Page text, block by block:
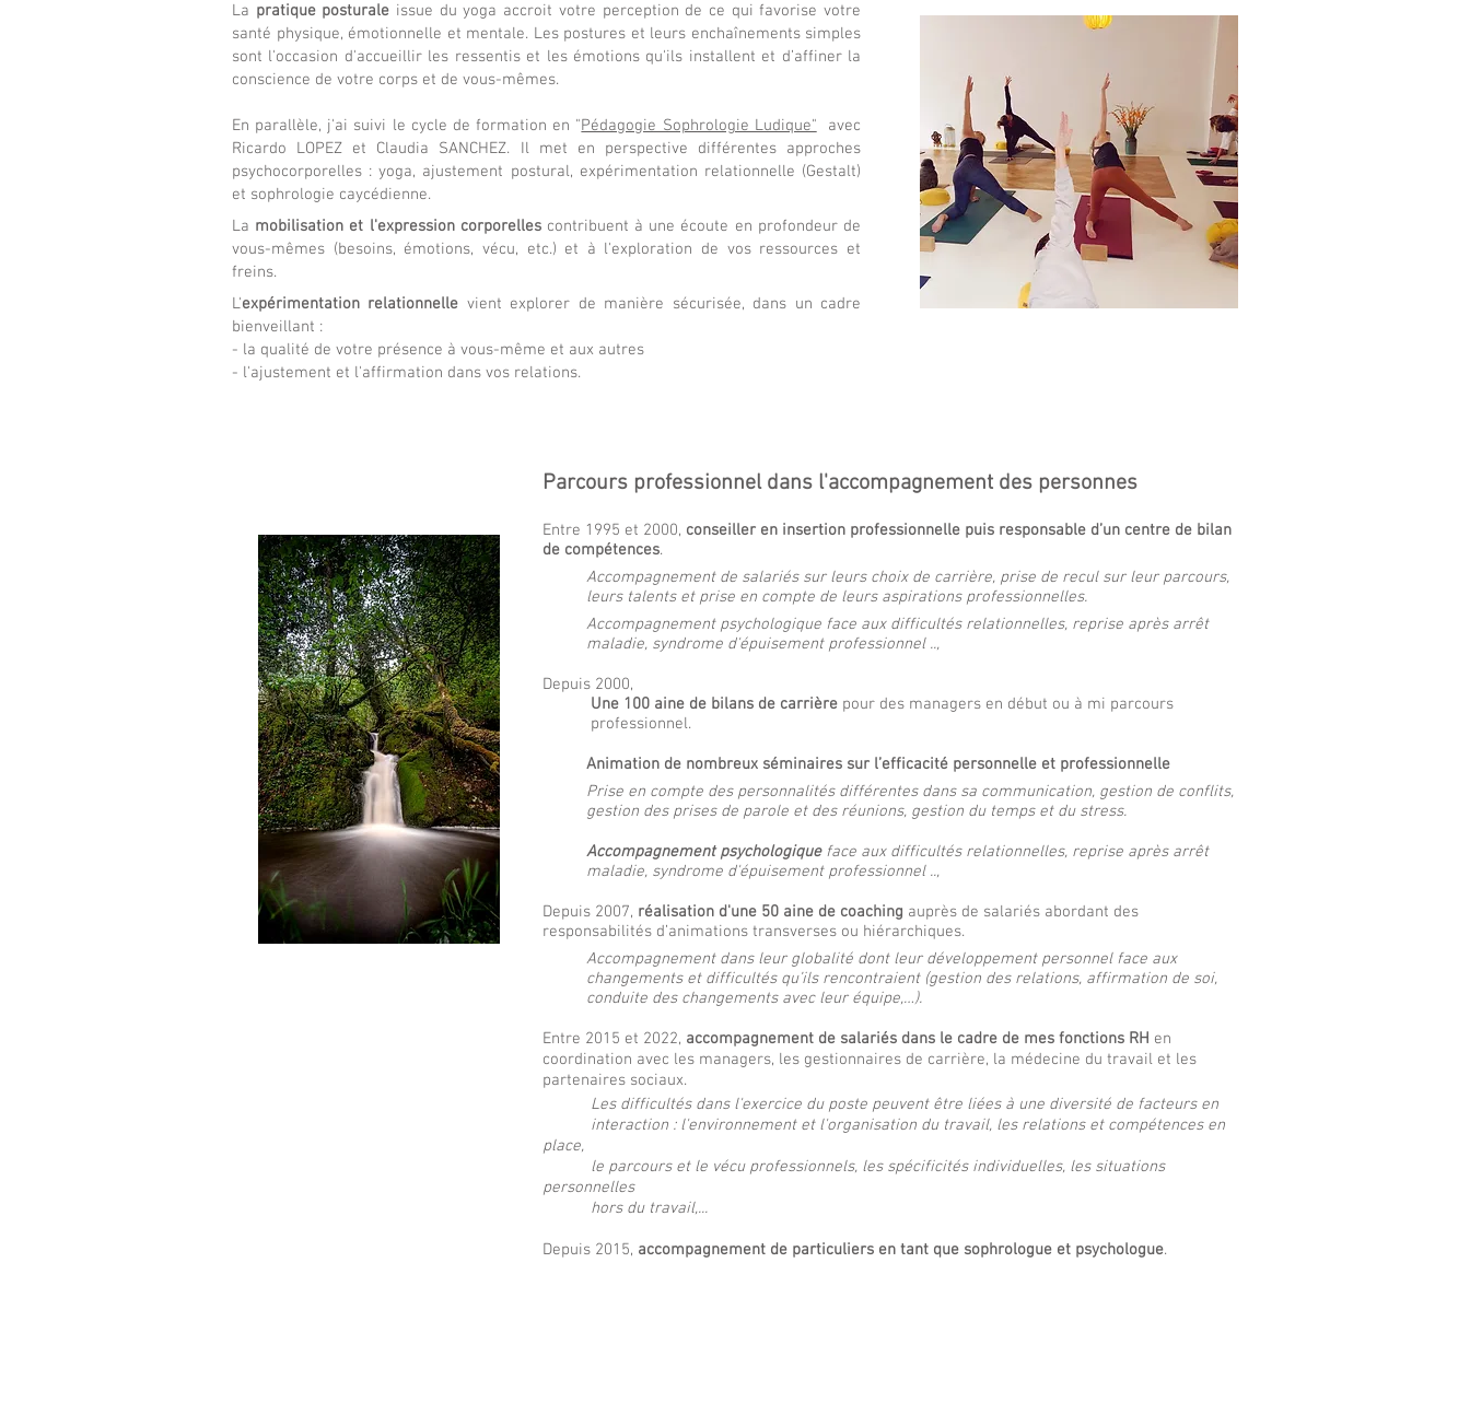
La pratique posturale issue du yoga accroit votre perception de ce qui favorise votre
santé physique, émotionnelle et mentale. Les postures et leurs enchaînements simples
sont l'occasion d'accueillir les ressentis et les émotions qu'ils installent et d’affiner la
conscience de votre corps et de vous-mêmes.
En parallèle, j'ai suivi le cycle de formation en "Pédagogie Sophrologie Ludique"
avec
Ricardo LOPEZ et Claudia SANCHEZ. Il met en perspective différentes approches
psychocorporelles : yoga, ajustement postural, expérimentation relationnelle (Gestalt)
et sophrologie caycédienne.
La mobilisation et l'expression corporellescontribuent à une écoute en profondeur de
vous-mêmes (besoins, émotions, vécu, etc.) et à l'exploration de vos ressources et
freins.
L'expérimentation relationnelle vient explorer de manière sécurisée, dans un cadre
bienveillant :
- la qualité de votre présence à vous-même et aux autres
- l'ajustement et l'affirmation dans vos relations.
Parcours professionnel dans l'accompagnement des personnes
Entre 1995 et 2000, conseiller en insertion professionnelle puis responsable d’un centre de bilan
de compétences.
Accompagnement de salariés sur leurs choix de carrière, prise de recul sur leur parcours,
leurs talents et prise en compte de leurs aspirations professionnelles.
Accompagnement psychologique face aux difficultés relationnelles, reprise après arrêt
maladie, syndrome d'épuisement professionnel ..,
Depuis 2000,
Une 100 aine de bilans de carrière pour des managers en début ou à mi parcours
professionnel.
Animation de nombreux séminaires sur l’efficacité personnelle et professionnelle
Prise en compte des personnalités différentes dans sa communication, gestion de conflits,
gestion des prises de parole et des réunions, gestion du temps et du stress.
Accompagnement psychologique face aux difficultés relationnelles, reprise après arrêt
maladie, syndrome d'épuisement professionnel ..,
Depuis 2007, réalisation d'une 50 aine de coaching auprès de salariés abordant des
responsabilités d’animations transverses ou hiérarchiques.
Accompagnement dans leur globalité dont leur développement personnel face aux
changements et difficultés qu’ils rencontraient (gestion des relations, affirmation de soi,
conduite des changements avec leur équipe,…).
Entre 2015 et 2022, accompagnement de salariés dans le cadre de mes fonctions RH en
coordination avec les managers, les gestionnaires de carrière, la médecine du travail et les
partenaires sociaux.
Les difficultés dans l'exercice du poste peuvent être liées à une diversité de facteurs en
interaction : l'environnement et l'organisation du travail, les relations et compétences en
place,
le parcours et le vécu professionnels, les spécificités individuelles, les situations
personnelles
hors du travail,...
Depuis 2015, accompagnement de particuliers en tant que sophrologue et psychologue.